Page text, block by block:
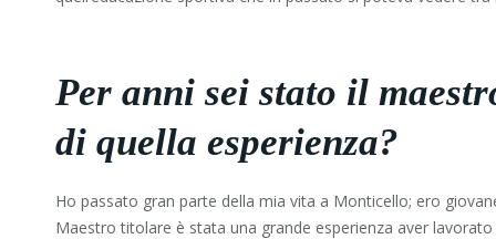
Per anni sei stato il
di quella esperienza?
Ho passato gran parte della mia vita a Monticello; ero
Maestro titolare è stata una grande esperienza aver lavorato